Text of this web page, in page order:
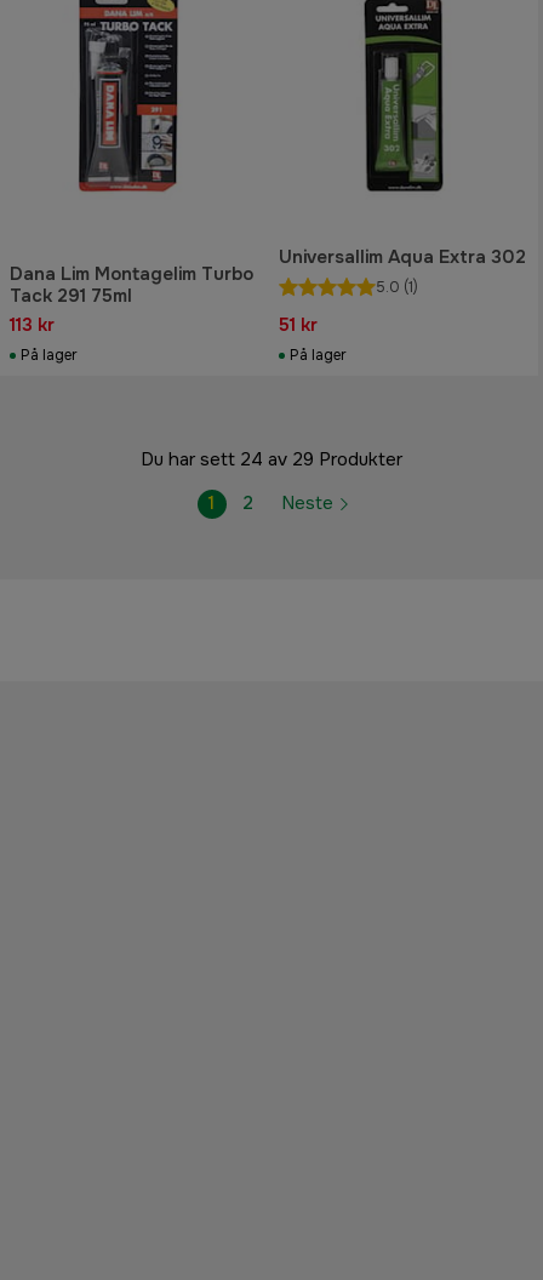
Dana Lim Montagelim Turbo
Tack 291 75ml
113 kr
På lager
Universallim Aqua Extra 302
5.0 (1)
51 kr
På lager
Du har sett 24 av 29 Produkter
1
2 Neste